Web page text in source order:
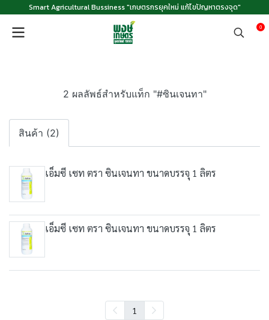
Smart Agricultural Bussiness "เกษตรกรยุคใหม่ แก้ไขปัญหาตรงจุด"
0
2 ผลลัพธ์สำหรับแท็ก "#ซินเจนทา"
สินค้า (2)
เอ็มซี เซท ตรา ซินเจนทา ขนาดบรรจุ 1 ลิตร
เอ็มซี เซท ตรา ซินเจนทา ขนาดบรรจุ 1 ลิตร
1